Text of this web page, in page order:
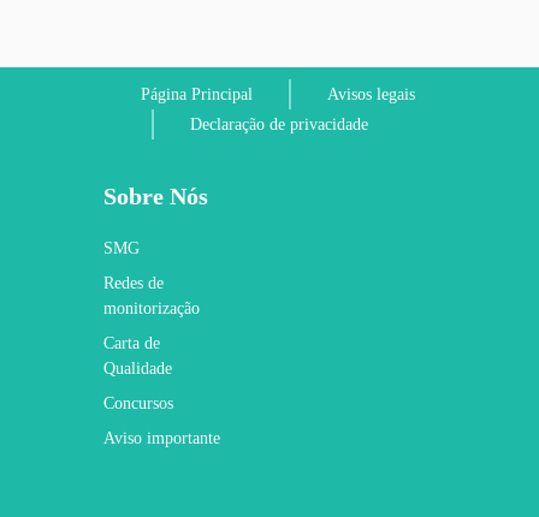
Página Principal
Avisos legais
Declaração de privacidade
Sobre Nós
SMG
Redes de
monitorização
Carta de
Qualidade
Concursos
Aviso importante